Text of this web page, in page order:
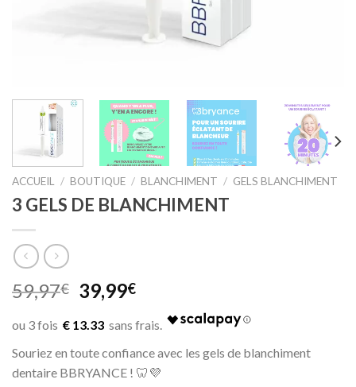
ACCUEIL / BOUTIQUE / BLANCHIMENT / GELS BLANCHIMENT
3 GELS DE BLANCHIMENT
59,97€ Original
price
was:
59,97€.
39,99€Current
is:
39,99€.
€ 13.33
Souriez en toute confiance avec les gels de blanchiment
dentaire BBRYANCE ! 🦷💜